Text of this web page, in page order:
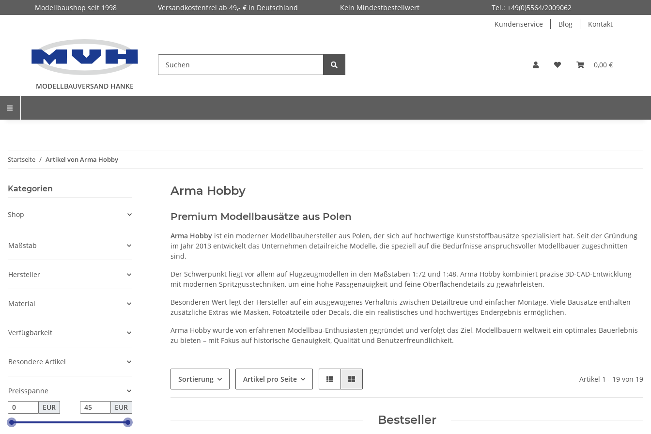
Modellbaushop seit 1998 Versandkostenfrei ab 49,- € in Deutschland Kein Mindestbestellwert
Tel.: +49(0)5564/2009062
Kundenservice
Blog Kontakt
MODELLBAUVERSAND HANKE
0,00 €
Startseite Artikel von Arma Hobby
Arma Hobby
Premium Modellbausätze aus Polen
Arma Hobby ist ein moderner Modellbauhersteller aus Polen, der sich auf hochwertige Kunststoffbausätze spezialisiert hat. Seit der Gründung
im Jahr 2013 entwickelt das Unternehmen detailreiche Modelle, die speziell auf die Bedürfnisse anspruchsvoller Modellbauer zugeschnitten
sind.
Der Schwerpunkt liegt vor allem auf Flugzeugmodellen in den Maßstäben 1:72 und 1:48. Arma Hobby kombiniert präzise 3D-CAD-Entwicklung
mit modernen Spritzgusstechniken, um eine hohe Passgenauigkeit und feine Oberflächendetails zu gewährleisten.
Besonderen Wert legt der Hersteller auf ein ausgewogenes Verhältnis zwischen Detailtreue und einfacher Montage. Viele Bausätze enthalten
zusätzliche Extras wie Masken, Fotoätzteile oder Decals, die ein realistisches und hochwertiges Endergebnis ermöglichen.
Arma Hobby wurde von erfahrenen Modellbau-Enthusiasten gegründet und verfolgt das Ziel, Modellbauern weltweit ein optimales Bauerlebnis
zu bieten – mit Fokus auf historische Genauigkeit, Qualität und Benutzerfreundlichkeit.
Sortierung Artikel pro Seite Artikel 1 - 19 von 19
Bestseller
Kategorien
Shop
Maßstab
Hersteller
Material
Verfügbarkeit
Besondere Artikel
Preisspanne
EUR
EUR